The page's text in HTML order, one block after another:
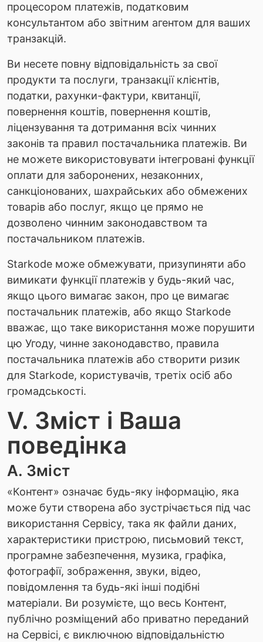
процесором платежів, податковим
консультантом або звітним агентом для ваших
транзакцій.
Ви несете повну відповідальність за свої
продукти та послуги, транзакції клієнтів,
податки, рахунки-фактури, квитанції,
повернення коштів, повернення коштів,
ліцензування та дотримання всіх чинних
законів та правил постачальника платежів. Ви
не можете використовувати інтегровані функції
оплати для заборонених, незаконних,
санкціонованих, шахрайських або обмежених
товарів або послуг, якщо це прямо не
дозволено чинним законодавством та
постачальником платежів.
Starkode може обмежувати, призупиняти або
вимикати функції платежів у будь-який час,
якщо цього вимагає закон, про це вимагає
постачальник платежів, або якщо Starkode
вважає, що таке використання може порушити
цю Угоду, чинне законодавство, правила
постачальника платежів або створити ризик
для Starkode, користувачів, третіх осіб або
громадськості.
V. Зміст і Ваша
поведінка
А. Зміст
«Контент» означає будь-яку інформацію, яка
може бути створена або зустрічається під час
використання Сервісу, така як файли даних,
характеристики пристрою, письмовий текст,
програмне забезпечення, музика, графіка,
фотографії, зображення, звуки, відео,
повідомлення та будь-які інші подібні
матеріали. Ви розумієте, що весь Контент,
публічно розміщений або приватно переданий
на Сервісі, є виключною відповідальністю